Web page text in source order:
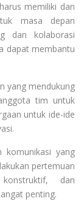
memiliki dan
masa depan
dan kolaborasi
dapat membantu
yang mendukung
tim untuk
untuk ide-ide
komunikasi yang
pertemuan
dan
penting.